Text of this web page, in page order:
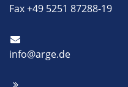
Fax +49 5251 87288-19
info@arge.de